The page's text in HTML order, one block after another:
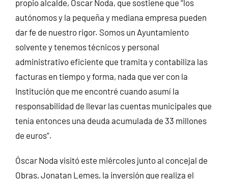
propio alcalde, Óscar Noda, que sostiene que “los
autónomos y la pequeña y mediana empresa pueden
dar fe de nuestro rigor. Somos un Ayuntamiento
solvente y tenemos técnicos y personal
administrativo eficiente que tramita y contabiliza las
facturas en tiempo y forma, nada que ver con la
Institución que me encontré cuando asumí la
responsabilidad de llevar las cuentas municipales que
tenía entonces una deuda acumulada de 33 millones
de euros”.
Óscar Noda visitó este miércoles junto al concejal de
Obras, Jonatan Lemes, la inversión que realiza el